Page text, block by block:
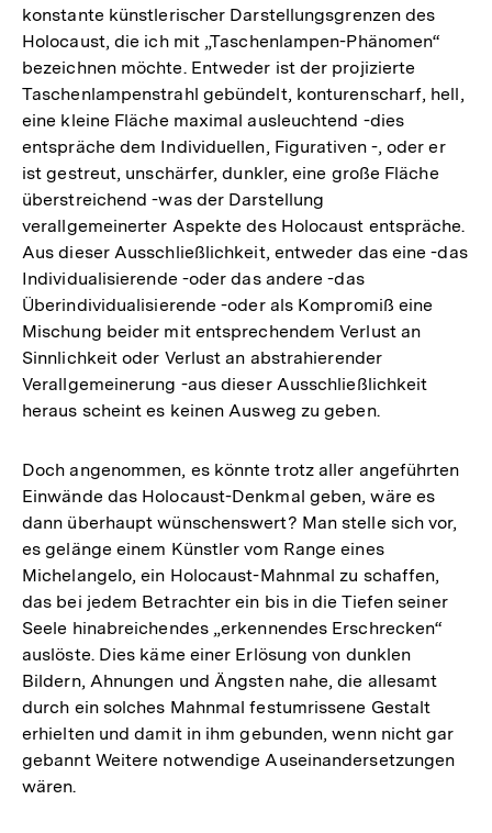
konstante künstlerischer Darstellungsgrenzen des
Holocaust, die ich mit „Taschenlampen-Phänomen“
bezeichnen möchte. Entweder ist der projizierte
Taschenlampenstrahl gebündelt, konturenscharf, hell,
eine kleine Fläche maximal ausleuchtend -dies
entspräche dem Individuellen, Figurativen -, oder er
ist gestreut, unschärfer, dunkler, eine große Fläche
überstreichend -was der Darstellung
verallgemeinerter Aspekte des Holocaust entspräche.
Aus dieser Ausschließlichkeit, entweder das eine -das
Individualisierende -oder das andere -das
Überindividualisierende -oder als Kompromiß eine
Mischung beider mit entsprechendem Verlust an
Sinnlichkeit oder Verlust an abstrahierender
Verallgemeinerung -aus dieser Ausschließlichkeit
heraus scheint es keinen Ausweg zu geben.
Doch angenommen, es könnte trotz aller angeführten
Einwände das Holocaust-Denkmal geben, wäre es
dann überhaupt wünschenswert? Man stelle sich vor,
es gelänge einem Künstler vom Range eines
Michelangelo, ein Holocaust-Mahnmal zu schaffen,
das bei jedem Betrachter ein bis in die Tiefen seiner
Seele hinabreichendes „erkennendes Erschrecken“
auslöste. Dies käme einer Erlösung von dunklen
Bildern, Ahnungen und Ängsten nahe, die allesamt
durch ein solches Mahnmal festumrissene Gestalt
erhielten und damit in ihm gebunden, wenn nicht gar
gebannt Weitere notwendige Auseinandersetzungen
wären.